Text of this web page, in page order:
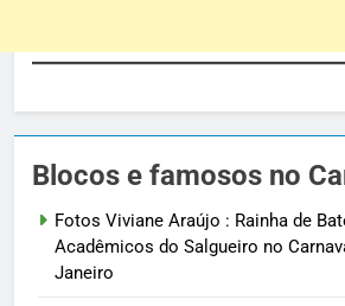
Blocos e famosos no
Fotos Viviane Araújo : Rainha de
Acadêmicos do Salgueiro no
Janeiro